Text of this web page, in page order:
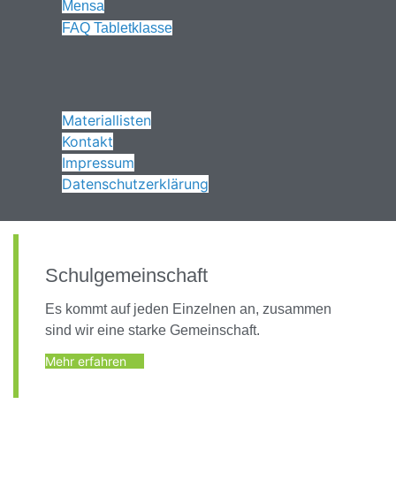
Mensa
FAQ Tabletklasse
Materiallisten
Kontakt
Impressum
Datenschutzerklärung
Schulgemeinschaft
Es kommt auf jeden Einzelnen an, zusammen
sind wir eine starke Gemeinschaft.
Mehr erfahren